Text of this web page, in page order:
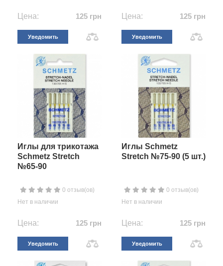
Цена: 125 грн
Уведомить
Цена: 125 грн
Уведомить
Иглы для трикотажа
Schmetz Stretch
№65-90
0 отзыв(ов)
Нет в наличии
Цена: 125 грн
Уведомить
Иглы Schmetz
Stretch №75-90 (5 шт.)
0 отзыв(ов)
Нет в наличии
Цена: 125 грн
Уведомить